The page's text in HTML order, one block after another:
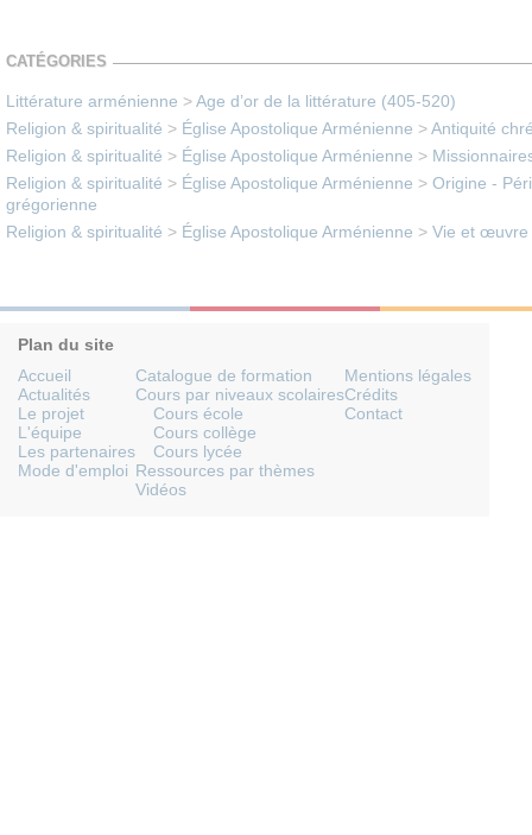
CATÉGORIES
Littérature arménienne >Age d’or de la littérature (405-520)
Religion & spiritualité > Église Apostolique Arménienne >Antiquité
Religion & spiritualité > Église Apostolique Arménienne >
Religion & spiritualité > Église Apostolique Arménienne > Origine -
grégorienne
Religion & spiritualité > Église Apostolique Arménienne > Vie et œuvre
Plan du site
Accueil
Actualités
Le projet
L'équipe
Les partenaires
Mode d'emploi
Catalogue de formation
Cours par niveaux scolaires
Cours école
Cours collège
Cours lycée
Ressources par thèmes
Vidéos
Mentions légales
Crédits
Contact